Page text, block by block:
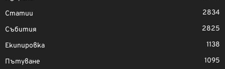
Статии
2834
Събития
2825
Екипировка
1138
Пътуване
1095